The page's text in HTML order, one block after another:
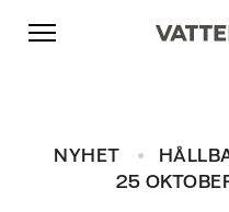
Skip to content
Gå till huvudnavigeringen
Gå till sidfoten
NYHET
25
Gå till huvudnavigeringen